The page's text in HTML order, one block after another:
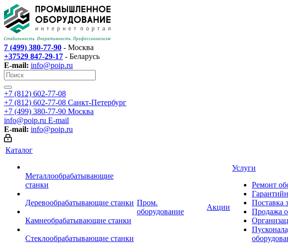
7 (499) 380-77-90 - Москва
+37529 847-29-17 - Беларусь
E-mail: info@poip.ru
+7 (812) 602-77-08
+7 (812) 602-77-08 Санкт-Петербург
+7 (499) 380-77-90 Москва
info@poip.ru E-mail
E-mail: info@poip.ru
Каталог
Металлообрабатывающие
станки
Деревообрабатывающие станки
Камнеобрабатывающие станки
Стеклообрабатывающие станки
Пром.
оборудование
Акции
Услуги
Ремонт
Поставка
Продажа